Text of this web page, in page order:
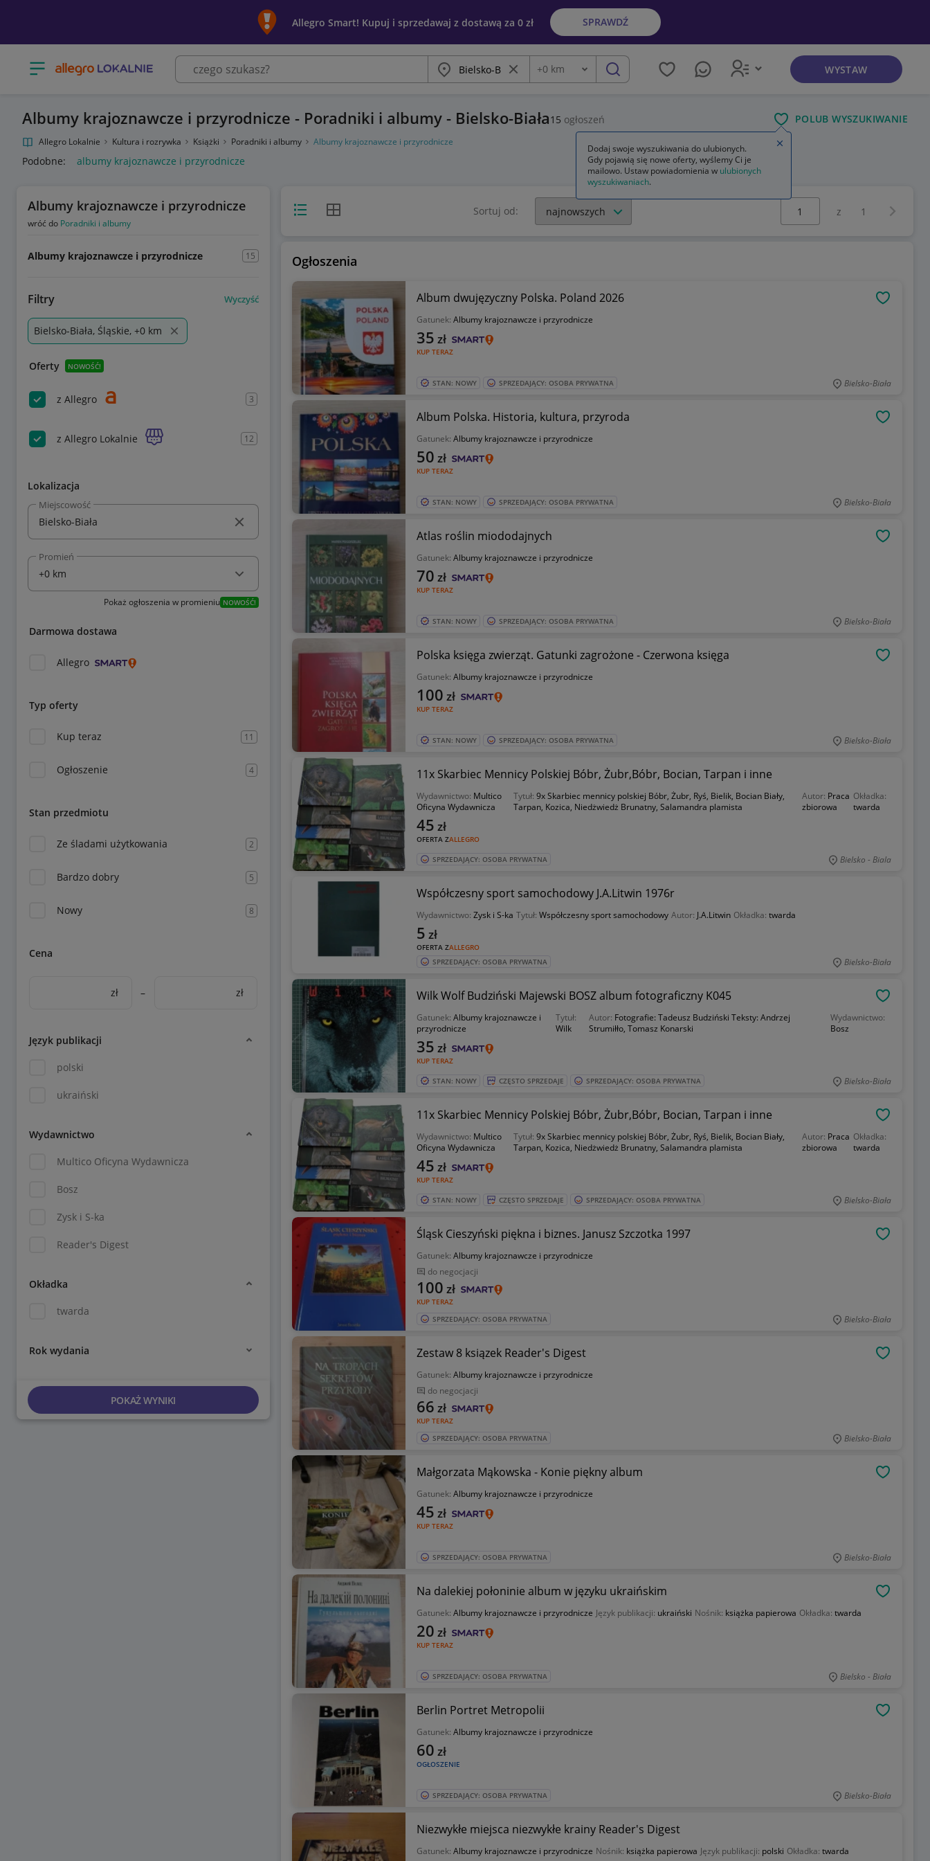
Allegro Smart! Kupuj i sprzedawaj z dostawą za 0 zł SPRAWDŹ
Otwórz menu z kategoriami Miasto Wyczyść frazę
Odległość
+0 km szukaj WYSTAW
Albumy krajoznawcze i przyrodnicze - Poradniki i albumy - Bielsko-Biała15 ogłoszeń POLUB WYSZUKIWANIE
Allegro Lokalnie Kultura i rozrywka Książki Poradniki i albumy Albumy krajoznawcze i przyrodnicze
Podobne: albumy krajoznawcze i przyrodnicze
Albumy krajoznawcze i przyrodnicze
wróć do Poradniki i albumy
Albumy krajoznawcze i przyrodnicze 15
Filtry Wyczyść
Bielsko-Biała, Śląskie, +0 km
Oferty NOWOŚĆ!
z Allegro 3
z Allegro Lokalnie 12
Lokalizacja
Miejscowość
Promień
Pokaż ogłoszenia w promieniu NOWOŚĆ!
Darmowa dostawa
Allegro
Typ oferty
Kup teraz 11
Ogłoszenie 4
Stan przedmiotu
Ze śladami użytkowania 2
Bardzo dobry 5
Nowy 8
Cena
zł – zł
Język publikacji
polski
ukraiński
Wydawnictwo
Multico Oficyna Wydawnicza
Bosz
Zysk i S-ka
Reader's Digest
Okładka
twarda
Rok wydania
POKAŻ WYNIKI
Widok listyWidok siatki Sortuj od:
Wybierz stronę:
z 1
Ogłoszenia
Album dwujęzyczny Polska. Poland 2026
Gatunek: Albumy krajoznawcze i przyrodnicze
KUP TERAZ
35 zł
STAN: NOWY SPRZEDAJĄCY: OSOBA PRYWATNA Bielsko-Biała
Album Polska. Historia, kultura, przyroda
Gatunek: Albumy krajoznawcze i przyrodnicze
KUP TERAZ
50 zł
STAN: NOWY SPRZEDAJĄCY: OSOBA PRYWATNA Bielsko-Biała
Atlas roślin miododajnych
Gatunek: Albumy krajoznawcze i przyrodnicze
KUP TERAZ
70 zł
STAN: NOWY SPRZEDAJĄCY: OSOBA PRYWATNA Bielsko-Biała
Polska księga zwierząt. Gatunki zagrożone - Czerwona księga
Gatunek: Albumy krajoznawcze i przyrodnicze
KUP TERAZ
100 zł
STAN: NOWY SPRZEDAJĄCY: OSOBA PRYWATNA Bielsko-Biała
11x Skarbiec Mennicy Polskiej Bóbr, Żubr,Bóbr, Bocian, Tarpan i inne
Wydawnictwo: Multico
Oficyna Wydawnicza
Tytuł:9x Skarbiec mennicy polskiej Bóbr, Żubr, Ryś, Bielik, Bocian Biały,
Tarpan, Kozica, Niedżwiedż Brunatny, Salamandra plamista
Autor: Praca
zbiorowa
Okładka:
twarda
OFERTA ZALLEGRO
45 zł
SPRZEDAJĄCY: OSOBA PRYWATNA Bielsko - Biala
Współczesny sport samochodowy J.A.Litwin 1976r
Wydawnictwo: Zysk i S-ka Tytuł: Współczesny sport samochodowy Autor: J.A.Litwin Okładka: twarda
OFERTA ZALLEGRO
5 zł
SPRZEDAJĄCY: OSOBA PRYWATNA Bielsko-Biała
Wilk Wolf Budziński Majewski BOSZ album fotograficzny K045
Gatunek: Albumy krajoznawcze i
przyrodnicze
Tytuł:
Wilk
Autor: Fotografie: Tadeusz Budziński Teksty: Andrzej
Strumiłło, Tomasz Konarski
Wydawnictwo:
Bosz
KUP TERAZ
35 zł
STAN: NOWY CZĘSTO SPRZEDAJE SPRZEDAJĄCY: OSOBA PRYWATNA Bielsko-Biała
11x Skarbiec Mennicy Polskiej Bóbr, Żubr,Bóbr, Bocian, Tarpan i inne
Wydawnictwo: Multico
Oficyna Wydawnicza
Tytuł:9x Skarbiec mennicy polskiej Bóbr, Żubr, Ryś, Bielik, Bocian Biały,
Tarpan, Kozica, Niedżwiedż Brunatny, Salamandra plamista
Autor: Praca
zbiorowa
Okładka:
twarda
KUP TERAZ
45 zł
STAN: NOWY CZĘSTO SPRZEDAJE SPRZEDAJĄCY: OSOBA PRYWATNA Bielsko-Biała
Śląsk Cieszyński piękna i biznes. Janusz Szczotka 1997
Gatunek: Albumy krajoznawcze i przyrodnicze
do negocjacji
KUP TERAZ
100 zł
SPRZEDAJĄCY: OSOBA PRYWATNA Bielsko-Biała
Zestaw 8 ksiązek Reader's Digest
Gatunek: Albumy krajoznawcze i przyrodnicze
do negocjacji
KUP TERAZ
66 zł
SPRZEDAJĄCY: OSOBA PRYWATNA Bielsko-Biała
Małgorzata Mąkowska - Konie piękny album
Gatunek: Albumy krajoznawcze i przyrodnicze
KUP TERAZ
45 zł
SPRZEDAJĄCY: OSOBA PRYWATNA Bielsko-Biała
Na dalekiej połoninie album w języku ukraińskim
Gatunek: Albumy krajoznawcze i przyrodnicze Język publikacji: ukraiński Nośnik: książka papierowa Okładka: twarda
KUP TERAZ
20 zł
SPRZEDAJĄCY: OSOBA PRYWATNA Bielsko - Biała
Berlin Portret Metropolii
Gatunek: Albumy krajoznawcze i przyrodnicze
OGŁOSZENIE
60 zł
SPRZEDAJĄCY: OSOBA PRYWATNA Bielsko-Biała
Niezwykłe miejsca niezwykłe krainy Reader's Digest
Gatunek: Albumy krajoznawcze i przyrodnicze Nośnik: książka papierowa Język publikacji: polski Okładka: twarda
Dodaj swoje wyszukiwania do ulubionych.
Gdy pojawią się nowe oferty, wyślemy Ci je
mailowo. Ustaw powiadomienia w ulubionych
wyszukiwaniach.
Zamknij wskazówkę